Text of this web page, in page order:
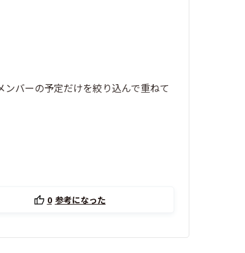
バーの予定だけを絞り込んで重ねて
0 参考になった